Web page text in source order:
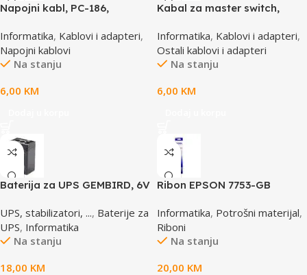
Napojni kabl, PC-186,
Informatika, Kablovi i adapteri,
Napojni kablovi
Na stanju
6,00 KM
Kabal za master switch,
GEMBIRD
Informatika, Kablovi i adapteri,
Ostali kablovi i adapteri
Na stanju
6,00 KM
Baterija za UPS GEMBIRD, 6V
UPS, stabilizatori, ..., Baterije za
UPS, Informatika
Na stanju
18,00 KM
Ribon EPSON 7753-GB
/4X0/5X0/8X0 (A4)S015633
Informatika, Potrošni materijal,
Riboni
Na stanju
20,00 KM